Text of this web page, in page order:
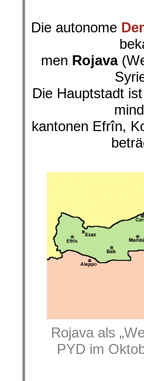
Die autonome
men Rojava
Die Hauptstadt ist
kantonen Efrîn,
Rojava als
PYD im